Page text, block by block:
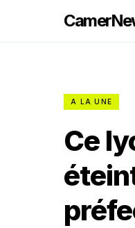
A LA UNE
Ce